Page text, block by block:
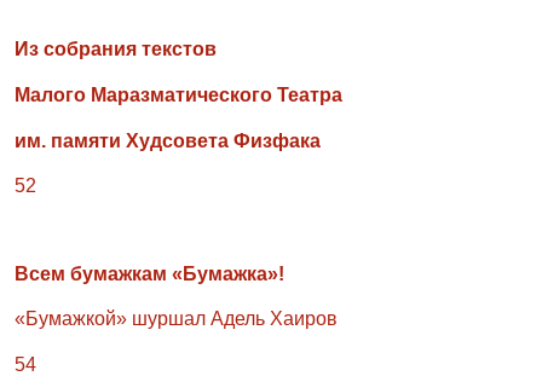
Из собрания текстов
Малого Маразматического Театра
им. памяти Худсовета Физфака
52
Всем бумажкам «Бумажка»!
«Бумажкой» шуршал Адель Хаиров
54